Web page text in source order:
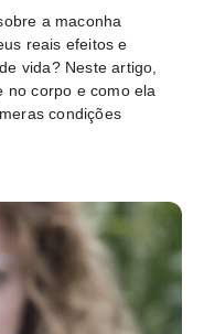
a maconha
reais efeitos e
vida? Neste artigo,
no corpo e como ela
condições